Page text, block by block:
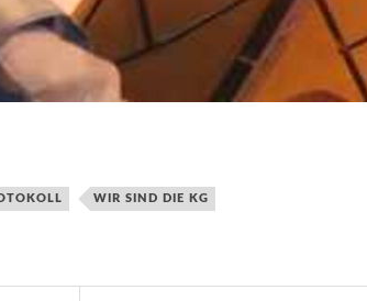
WIR SIND DIE KG